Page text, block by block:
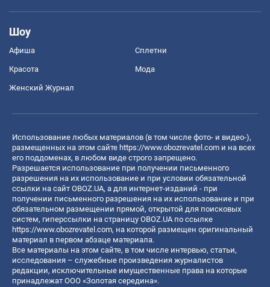
Шоу
Афиша Сплетни
Красота Мода
Женский Журнал
Использование любых материалов (в том числе фото- и видео-),
размещенных на этом сайте https://www.obozrevatel.com и на всех
его поддоменах, в любом виде строго запрещено.
Разрешается использование при получении письменного
разрешения на их использование и при условии обязательной
ссылки на сайт OBOZ.UA, а для интернет-изданий - при
получении письменного разрешения на их использование и при
обязательном размещении прямой, открытой для поисковых
систем, гиперссылки на страницу OBOZ.UA по ссылке
https://www.obozrevatel.com, на которой размещен оригинальный
материал в первом абзаце материала.
Все материалы на этом сайте, в том числе интервью, статьи,
исследования – служебные произведения журналистов
редакции, исключительные имущественные права на которые
принадлежат ООО «Золотая середина».